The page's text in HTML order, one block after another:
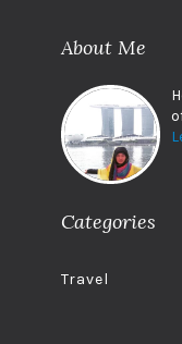
About Me
Categories
Travel